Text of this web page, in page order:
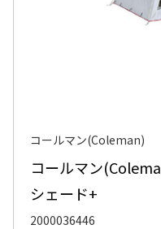
コールマン(Coleman)
コールマン
シェード+
2000036446